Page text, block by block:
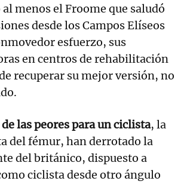
menos el Froome que saludó
desde los Campos Elíseos
esfuerzo, sus
en centros de rehabilitación
recuperar su mejor versión, no
las peores para un ciclista, la
del fémur, han derrotado la
del británico, dispuesto a
ciclista desde otro ángulo